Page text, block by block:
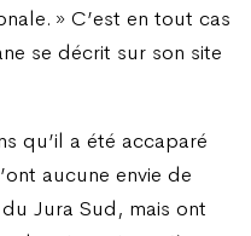
» C’est en tout cas
se décrit sur son site
qu’il a été accaparé
aucune envie de
Jura Sud, mais ont